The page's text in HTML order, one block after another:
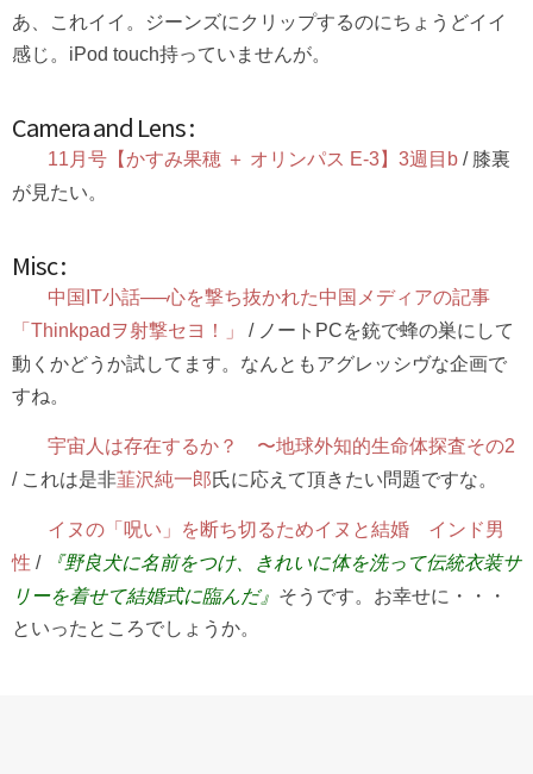
あ、これイイ。ジーンズにクリップするのにちょうどイイ
感じ。iPod touch持っていませんが。
Camera and Lens :
11月号【かすみ果穂 ＋ オリンパス E-3】3週目b / 膝裏
が見たい。
Misc :
中国IT小話──心を撃ち抜かれた中国メディアの記事
「Thinkpadヲ射撃セヨ！」
/ ノートPCを銃で蜂の巣にして
動くかどうか試してます。なんともアグレッシヴな企画で
すね。
宇宙人は存在するか？ 〜地球外知的生命体探査その2
/ これは是非韮沢純一郎氏に応えて頂きたい問題ですな。
イヌの「呪い」を断ち切るためイヌと結婚 インド男
性 /
『野良犬に名前をつけ、きれいに体を洗って伝統衣装サ
リーを着せて結婚式に臨んだ』 そうです。お幸せに・・・
といったところでしょうか。